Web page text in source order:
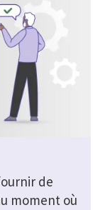
de
moment où